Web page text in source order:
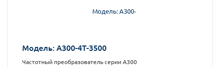
Модель: А300-4Т-3500
Частотный преобразователь серии А300